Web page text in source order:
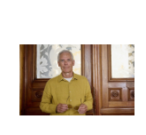
Billede